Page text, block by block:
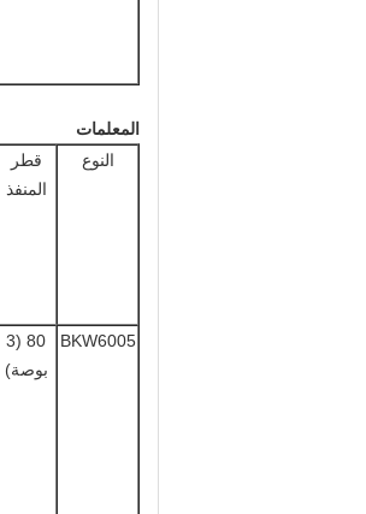
المعلمات
النوع
قطر
المنفذ
BKW6005
80 (3
بوصة)